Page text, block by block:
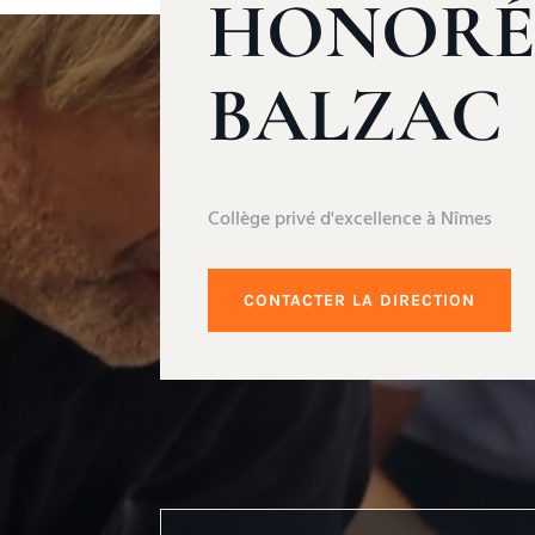
BALZAC
Collège privé d'excellence à Nîmes
CONTACTER LA DIRECTION